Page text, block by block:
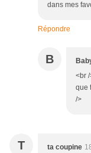
dans mes
Répondre
B
<br
que
/>
T ta coupine